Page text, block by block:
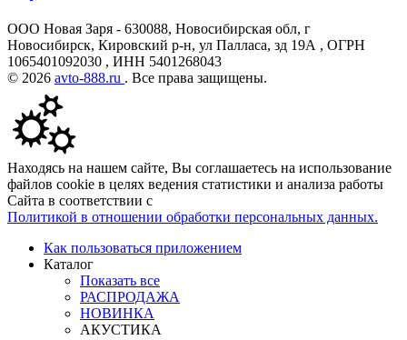
ООО Новая Заря - 630088, Новосибирская обл, г
Новосибирск, Кировский р-н, ул Палласа, зд 19А , ОГРН
1065401092030 , ИНН 5401268043
© 2026 avto-888.ru . Все права защищены.
Находясь на нашем сайте, Вы соглашаетесь на использование
файлов cookie в целях ведения статистики и анализа работы
Сайта в соответствии с
Политикой в отношении обработки персональных данных.
Как пользоваться приложением
Каталог
Показать все
РАСПРОДАЖА
НОВИНКА
АКУСТИКА